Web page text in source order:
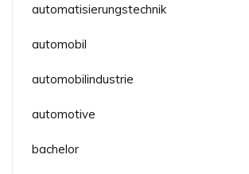
automatisierungstechnik
automobil
automobilindustrie
automotive
bachelor